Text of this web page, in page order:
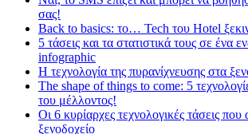
σας!
Back to basics: το… Tech του Hotel
5 τάσεις και τα στατιστικά τους σε ένα
infographic
Η τεχνολογία της πυρανίχνευσης στα
The shape of things to come: 5
του μέλλοντος!
Οι 6 κυρίαρχες τεχνολογικές τάσεις που
ξενοδοχείο